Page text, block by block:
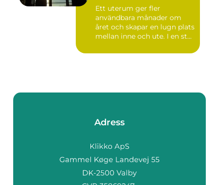
Ett uterum ger fler
användbara månader om
året och skapar en lugn plats
mellan inne och ute. I en st...
Adress